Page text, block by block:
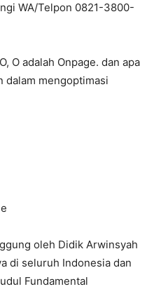
WA/Telpon 0821-3800-
O adalah Onpage. dan apa
dalam mengoptimasi
oleh Didik Arwinsyah
di seluruh Indonesia dan
Fundamental